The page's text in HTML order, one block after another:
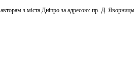
з міста Дніпро за адресою: пр. Д.